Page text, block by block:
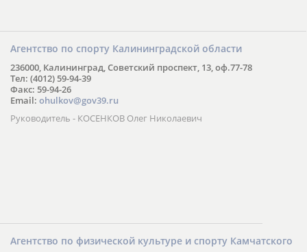
Агентство по спорту Калининградской области
236000, Калининград, Советский проспект, 13, оф.77-78
Тел: (4012) 59-94-39
Факс: 59-94-26
Email: ohulkov@gov39.ru
Руководитель - КОСЕНКОВ Олег Николаевич
Агентство по физической культуре и спорту Камчатского